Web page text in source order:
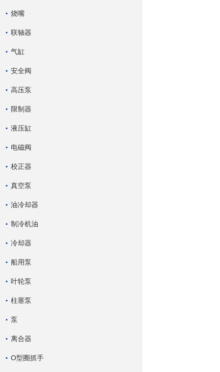
烧嘴
联轴器
气缸
安全阀
高压泵
限制器
液压缸
电磁阀
校正器
真空泵
油冷却器
制冷机油
冷却器
船用泵
叶轮泵
柱塞泵
泵
离合器
O型圈抓手